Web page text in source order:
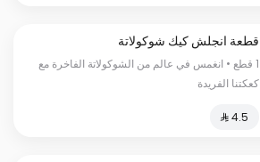
قطعة انجلش كيك شوكولاتة
1 قطع • انغمس في عالم من الشوكولاتة الفاخرة مع
كعكتنا الفريدة